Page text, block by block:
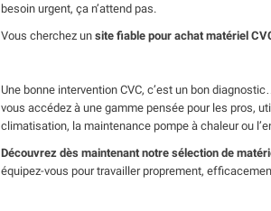
besoin urgent, ça n’attend pas.
Vous cherchez un site fiable pour achat matériel
Une bonne intervention CVC, c’est un bon
vous accédez à une gamme pensée pour les pros,
climatisation, la maintenance pompe à chaleur ou
Découvrez dès maintenant notre sélection de
équipez-vous pour travailler proprement,